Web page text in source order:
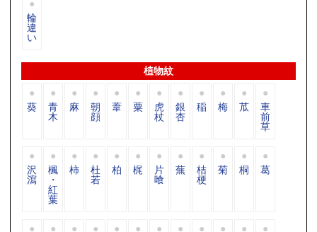
輪
違
い
植物紋
葵 青
木
麻 朝
顔
葦 粟 虎
杖
銀
杏
稲 梅 苽 車
前
草
沢
瀉
楓
・
紅
葉
柿 杜
若
柏 梶 片
喰
蕪 桔
梗
菊 桐 葛